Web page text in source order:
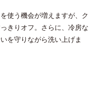
使う機会が増えますが、ク
きりオフ。さらに、冷房な
を守りながら洗い上げま